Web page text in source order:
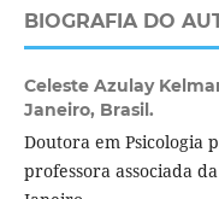
BIOGRAFIA DO
Celeste Azulay
Janeiro, Brasil.
Doutora em Psicologia
professora associada